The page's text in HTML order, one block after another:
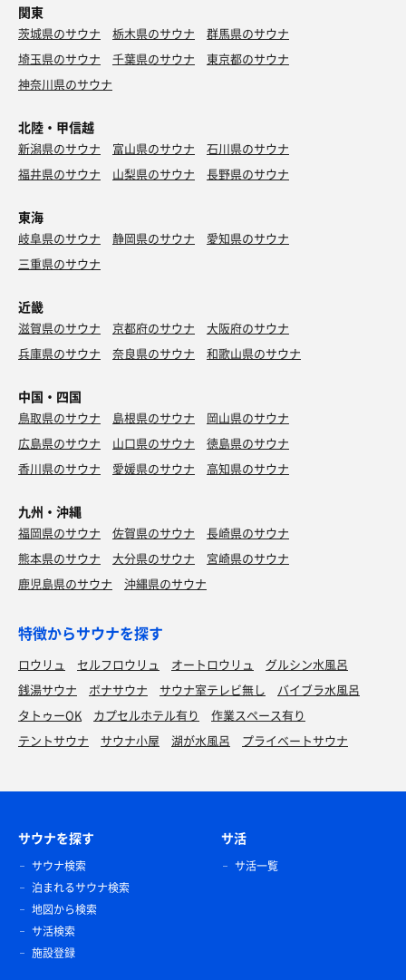
関東
茨城県のサウナ 栃木県のサウナ
群馬県のサウナ
埼玉県のサウナ
千葉県のサウナ
東京都のサウナ
神奈川県のサウナ
北陸・甲信越
新潟県のサウナ 富山県のサウナ
石川県のサウナ
福井県のサウナ
山梨県のサウナ 長野県のサウナ
東海
岐阜県のサウナ 静岡県のサウナ
愛知県のサウナ
三重県のサウナ
近畿
滋賀県のサウナ 京都府のサウナ
大阪府のサウナ
兵庫県のサウナ
奈良県のサウナ 和歌山県のサウナ
中国・四国
鳥取県のサウナ 島根県のサウナ
岡山県のサウナ
広島県のサウナ
山口県のサウナ
徳島県のサウナ
香川県のサウナ
愛媛県のサウナ 高知県のサウナ
九州・沖縄
福岡県のサウナ 佐賀県のサウナ
長崎県のサウナ
熊本県のサウナ
大分県のサウナ
宮崎県のサウナ
鹿児島県のサウナ
沖縄県のサウナ
特徴からサウナを探す
ロウリュ セルフロウリュ オートロウリュ
グルシン水風呂
銭湯サウナ
ボナサウナ サウナ室テレビ無し
バイブラ水風呂
タトゥーOK
カプセルホテル有り
作業スペース有り
テントサウナ
サウナ小屋 湖が水風呂 プライベートサウナ
サウナを探す
サウナ検索
泊まれるサウナ検索
地図から検索
サ活検索
施設登録
サ活
サ活一覧